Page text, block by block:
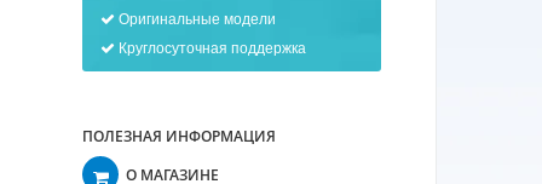
Оригинальные модели
Круглосуточная поддержка
ПОЛЕЗНАЯ ИНФОРМАЦИЯ
О МАГАЗИНЕ